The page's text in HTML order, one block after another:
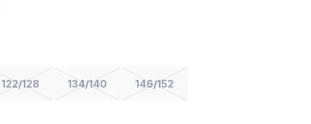
122/128 134/140 146/152